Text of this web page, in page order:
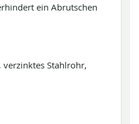
ein Abrutschen
verzinktes Stahlrohr,